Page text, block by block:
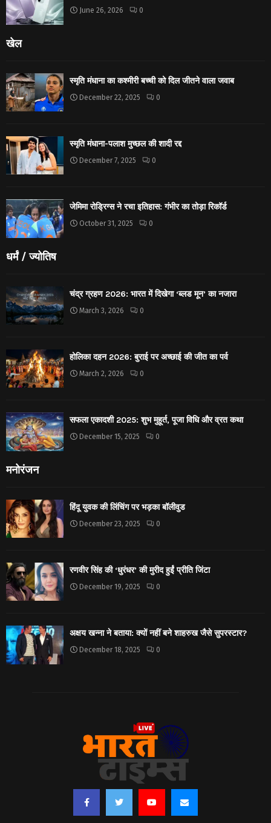
June 26, 2026 0
खेल
स्मृति मंधाना का कश्मीरी बच्ची को दिल जीतने वाला जवाब
December 22, 2025 0
स्मृति मंधाना-पलाश मुच्छल की शादी रद्द
December 7, 2025 0
जेमिमा रोड्रिग्स ने रचा इतिहास: गंभीर का तोड़ा रिकॉर्ड
October 31, 2025 0
धर्मं / ज्योतिष
चंद्र ग्रहण 2026: भारत में दिखेगा ‘ब्लड मून’ का नजारा
March 3, 2026 0
होलिका दहन 2026: बुराई पर अच्छाई की जीत का पर्व
March 2, 2026 0
सफला एकादशी 2025: शुभ मुहूर्त, पूजा विधि और व्रत कथा
December 15, 2025 0
मनोरंजन
हिंदू युवक की लिंचिंग पर भड़का बॉलीवुड
December 23, 2025 0
रणवीर सिंह की ‘धुरंधर’ की मुरीद हुईं प्रीति जिंटा
December 19, 2025 0
अक्षय खन्ना ने बताया: क्यों नहीं बने शाहरुख जैसे सुपरस्टार?
December 18, 2025 0